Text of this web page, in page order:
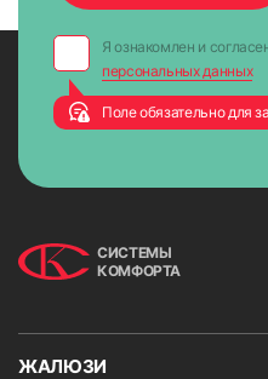
Я ознакомлен и
персональных данных
Поле обязательно для
СИСТЕМЫ
КОМФОРТА
ЖАЛЮЗИ